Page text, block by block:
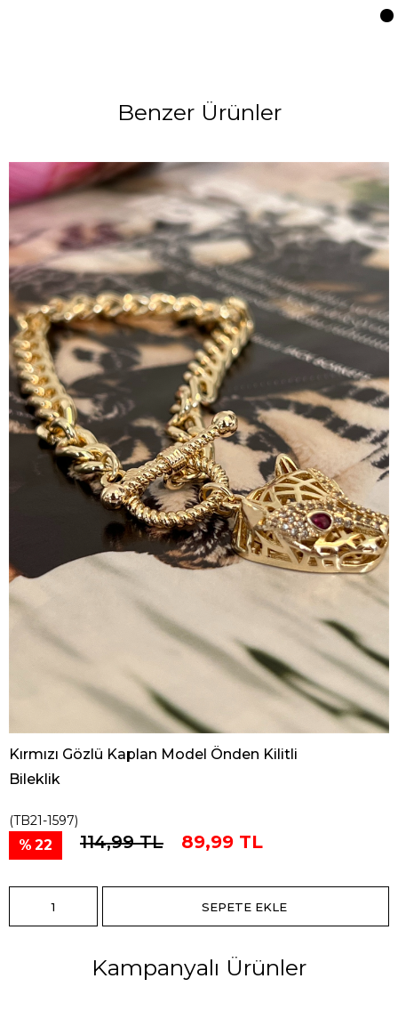
Benzer Ürünler
Kırmızı Gözlü Kaplan Model Önden Kilitli
Bileklik
(TB21-1597)
22 114,99 TL 89,99 TL
Kampanyalı Ürünler